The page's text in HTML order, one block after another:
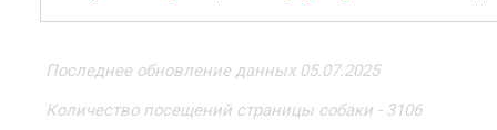
Последнее обновление данных 05.07.2025
Количество посещений страницы собаки - 3106